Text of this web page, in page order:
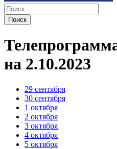
на 2.10.2023
29 сентября
30 сентября
1 октября
2 октября
3 октября
4 октября
5 октября